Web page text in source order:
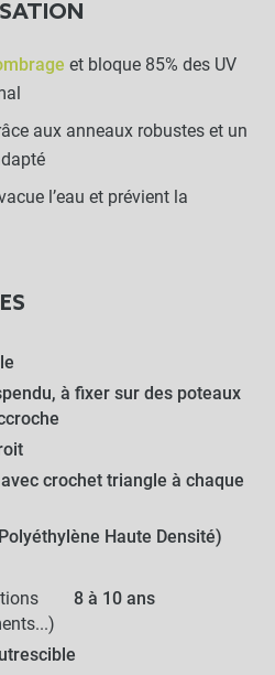
triangulaire 5x5x7m
à suspendre
close
POUR
TRANQUILLITÉ
Cliquet de tension pour
voile d'ombrage
et bloque 85% des UV
aux anneaux robustes et un
l’eau et prévient la
à fixer sur des poteaux
crochet triangle à chaque
Haute Densité)
8 à 10 ans